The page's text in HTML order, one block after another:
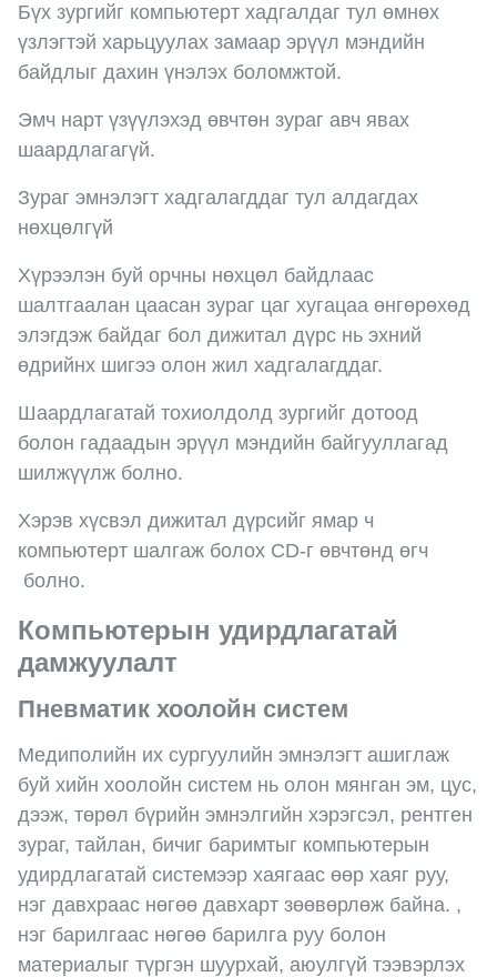
Бүх зургийг компьютерт хадгалдаг тул өмнөх
үзлэгтэй харьцуулах замаар эрүүл мэндийн
байдлыг дахин үнэлэх боломжтой.
Эмч нарт үзүүлэхэд өвчтөн зураг авч явах
шаардлагагүй.
Зураг эмнэлэгт хадгалагддаг тул алдагдах
нөхцөлгүй
Хүрээлэн буй орчны нөхцөл байдлаас
шалтгаалан цаасан зураг цаг хугацаа өнгөрөхөд
элэгдэж байдаг бол дижитал дүрс нь эхний
өдрийнх шигээ олон жил хадгалагддаг.
Шаардлагатай тохиолдолд зургийг дотоод
болон гадаадын эрүүл мэндийн байгууллагад
шилжүүлж болно.
Хэрэв хүсвэл дижитал дүрсийг ямар ч
компьютерт шалгаж болох CD-г өвчтөнд өгч
болно.
Компьютерын удирдлагатай
дамжуулалт
Пневматик хоолойн систем
Медиполийн их сургуулийн эмнэлэгт ашиглаж
буй хийн хоолойн систем нь олон мянган эм, цус,
дээж, төрөл бүрийн эмнэлгийн хэрэгсэл, рентген
зураг, тайлан, бичиг баримтыг компьютерын
удирдлагатай системээр хаягаас өөр хаяг руу,
нэг давхраас нөгөө давхарт зөөвөрлөж байна. ,
нэг барилгаас нөгөө барилга руу болон
материалыг түргэн шуурхай, аюулгүй тээвэрлэх